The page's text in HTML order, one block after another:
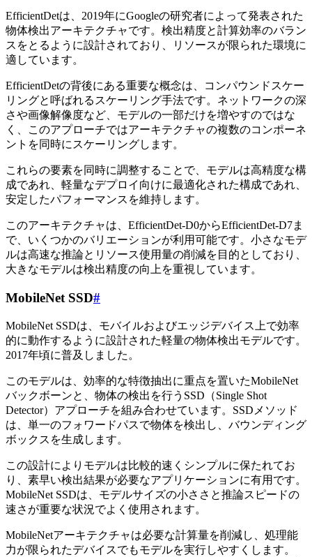
EfficientDetは、2019年にGoogleの研究者によって発表された
物体検出アーキテクチャです。検出精度と計算効率のバラン
スをとるように設計されており、リソースが限られた環境に
適しています。
EfficientDetの背後にある重要な概念は、コンパウンドスケー
リングと呼ばれるスケーリング手法です。ネットワークの深
さや画像解像度など、モデルの一部だけを増やすのではな
く、このアプローチではアーキテクチャの複数のコンポーネ
ントを同時にスケーリングします。
これらの要素を同時に調整することで、モデルは高精度な構
成であれ、軽量なデプロイ向けに最適化された構成であれ、
安定したパフォーマンスを維持します。
このアーキテクチャは、EfficientDet-D0からEfficientDet-D7ま
で、いくつかのバリエーションが利用可能です。小さなモデ
ルは高速な推論とリソース使用量の削減を目的としており、
大きなモデルは検出精度の向上を重視しています。
MobileNet SSD#
MobileNet SSDは、モバイルおよびエッジデバイス上で効率
的に動作するように設計された軽量の物体検出モデルです。
2017年頃に普及しました。
このモデルは、効率的な特徴抽出に重点を置いたMobileNet
バックボーンと、物体の検出を行うSSD（Single Shot
Detector）アプローチを組み合わせています。SSDメソッド
は、単一のフォワードパスで物体を検出し、バウンディング
ボックスを生成します。
この設計によりモデルは比較的速くシンプルに保たれてお
り、素早い検出結果が必要なアプリケーションに有用です。
MobileNet SSDは、モデルサイズの小ささと推論スピードの
速さが重要な状況でよく使用されます。
MobileNetアーキテクチャは必要な計算量を削減し、処理能
力が限られたデバイスでもモデルを実行しやすくします。